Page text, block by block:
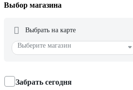
Выбор магазина
Выбрать на карте
Выберите магазин
Забрать сегодня